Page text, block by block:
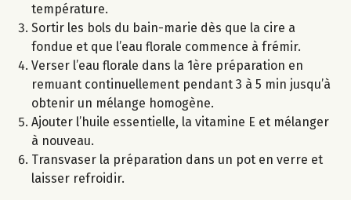
température.
Sortir les bols du bain-marie dès que la cire a
fondue et que l’eau florale commence à frémir.
Verser l’eau florale dans la 1ère préparation en
remuant continuellement pendant 3 à 5 min jusqu’à
obtenir un mélange homogène.
Ajouter l’huile essentielle, la vitamine E et mélanger
à nouveau.
Transvaser la préparation dans un pot en verre et
laisser refroidir.